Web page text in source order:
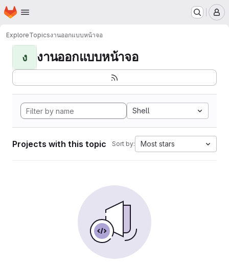
Skip to main content
Homepage
ExploreTopicsงานออกแบบหน้าจอ
ง งานออกแบบหน้าจอ
Shell
Projects with this topic Sort by: Most stars